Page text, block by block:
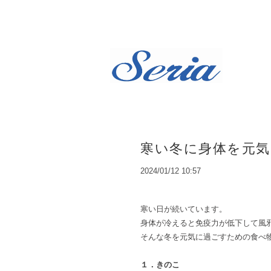
寒い冬に身体を元
2024/01/12 10:57
寒い日が続いています。
身体が冷えると免疫力が低下して風
そんな冬を元気に過ごすための食べ
１．きのこ